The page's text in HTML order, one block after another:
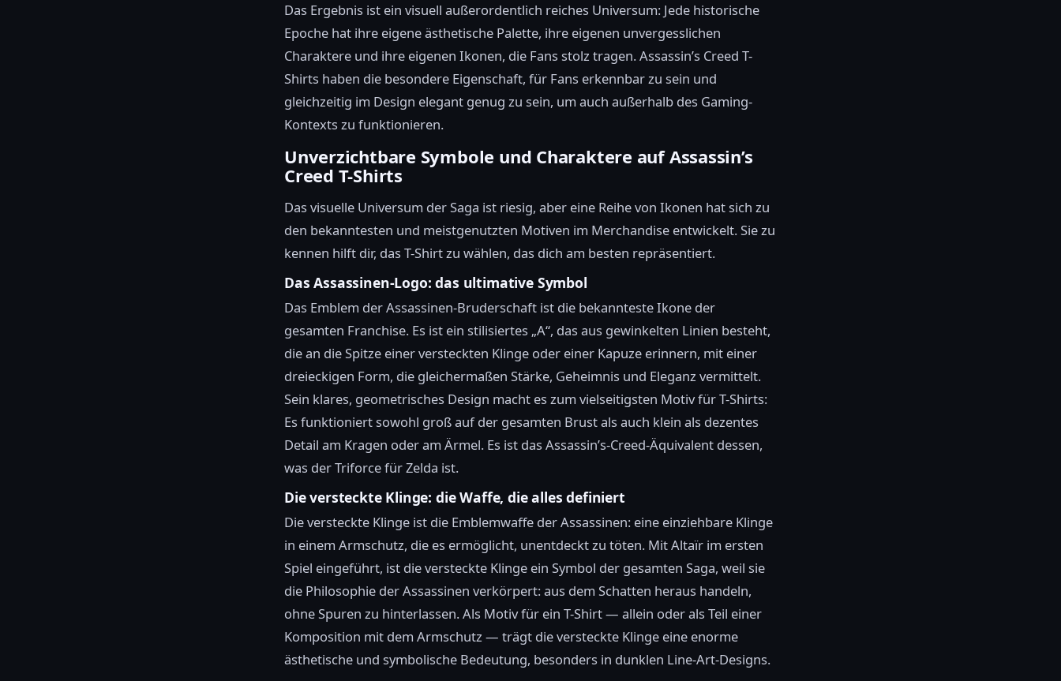
Das Ergebnis ist ein visuell außerordentlich reiches Universum: Jede historische
Epoche hat ihre eigene ästhetische Palette, ihre eigenen unvergesslichen
Charaktere und ihre eigenen Ikonen, die Fans stolz tragen. Assassin’s Creed T-
Shirts haben die besondere Eigenschaft, für Fans erkennbar zu sein und
gleichzeitig im Design elegant genug zu sein, um auch außerhalb des Gaming-
Kontexts zu funktionieren.
Unverzichtbare Symbole und Charaktere auf Assassin’s
Creed T-Shirts
Das visuelle Universum der Saga ist riesig, aber eine Reihe von Ikonen hat sich zu
den bekanntesten und meistgenutzten Motiven im Merchandise entwickelt. Sie zu
kennen hilft dir, das T-Shirt zu wählen, das dich am besten repräsentiert.
Das Assassinen-Logo: das ultimative Symbol
Das Emblem der Assassinen-Bruderschaft ist die bekannteste Ikone der
gesamten Franchise. Es ist ein stilisiertes „A“, das aus gewinkelten Linien besteht,
die an die Spitze einer versteckten Klinge oder einer Kapuze erinnern, mit einer
dreieckigen Form, die gleichermaßen Stärke, Geheimnis und Eleganz vermittelt.
Sein klares, geometrisches Design macht es zum vielseitigsten Motiv für T-Shirts:
Es funktioniert sowohl groß auf der gesamten Brust als auch klein als dezentes
Detail am Kragen oder am Ärmel. Es ist das Assassin’s-Creed-Äquivalent dessen,
was der Triforce für Zelda ist.
Die versteckte Klinge: die Waffe, die alles definiert
Die versteckte Klinge ist die Emblemwaffe der Assassinen: eine einziehbare Klinge
in einem Armschutz, die es ermöglicht, unentdeckt zu töten. Mit Altaïr im ersten
Spiel eingeführt, ist die versteckte Klinge ein Symbol der gesamten Saga, weil sie
die Philosophie der Assassinen verkörpert: aus dem Schatten heraus handeln,
ohne Spuren zu hinterlassen. Als Motiv für ein T-Shirt — allein oder als Teil einer
Komposition mit dem Armschutz — trägt die versteckte Klinge eine enorme
ästhetische und symbolische Bedeutung, besonders in dunklen Line-Art-Designs.